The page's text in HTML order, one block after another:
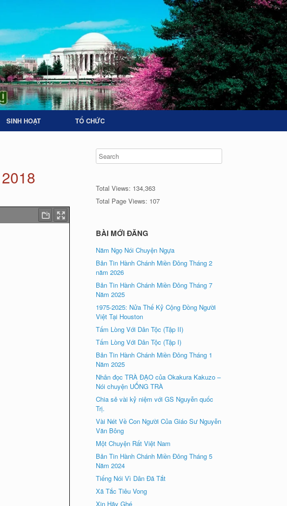
SINH HOẠT TỔ CHỨC
Total Views: 134,363
Total Page Views: 107
BÀI MỚI ĐĂNG
Năm Ngọ Nói Chuyện Ngựa
Bản Tin Hành Chánh Miền Đông Tháng 2
năm 2026
Bản Tin Hành Chánh Miền Đông Tháng 7
Năm 2025
1975-2025: Nửa Thế Kỷ Cộng Đồng Người
Việt Tại Houston
Tấm Lòng Với Dân Tộc (Tập II)
Tấm Lòng Với Dân Tộc (Tập I)
Bản Tin Hành Chánh Miền Đông Tháng 1
Năm 2025
Nhân đọc TRÀ ÐẠO của Okakura Kakuzo –
Nói chuyện UỐNG TRÀ
Chia sẻ vài kỷ niệm với GS Nguyễn quốc
Trị.
Vài Nét Về Con Người Của Giáo Sư Nguyễn
Văn Bông
Một Chuyện Rất Việt Nam
Bản Tin Hành Chánh Miền Đông Tháng 5
Năm 2024
Tiếng Nói Vì Dân Đã Tắt
Xã Tắc Tiêu Vong
Xin Hãy Ghé